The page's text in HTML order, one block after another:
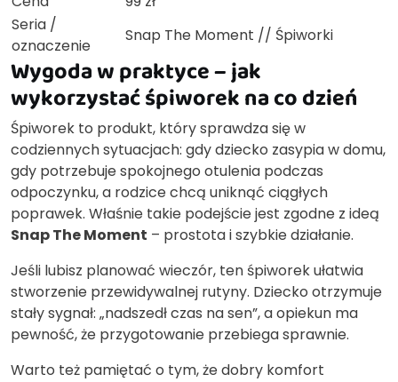
Seria /
oznaczenie
Snap The Moment // Śpiworki
Wygoda w praktyce – jak
wykorzystać śpiworek na co dzień
Śpiworek to produkt, który sprawdza się w
codziennych sytuacjach: gdy dziecko zasypia w domu,
gdy potrzebuje spokojnego otulenia podczas
odpoczynku, a rodzice chcą uniknąć ciągłych
poprawek. Właśnie takie podejście jest zgodne z ideą
Snap The Moment – prostota i szybkie działanie.
Jeśli lubisz planować wieczór, ten śpiworek ułatwia
stworzenie przewidywalnej rutyny. Dziecko otrzymuje
stały sygnał: „nadszedł czas na sen”, a opiekun ma
pewność, że przygotowanie przebiega sprawnie.
Warto też pamiętać o tym, że dobry komfort